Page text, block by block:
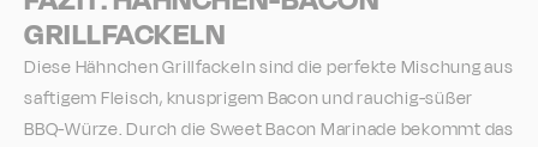
GRILLFACKELN
Diese Hähnchen Grillfackeln sind die perfekte Mischung aus
saftigem Fleisch, knusprigem Bacon und rauchig-süßer
BBQ-Würze. Durch die Sweet Bacon Marinade bekommt das